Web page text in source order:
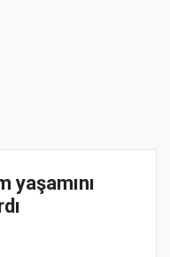
yaşamını